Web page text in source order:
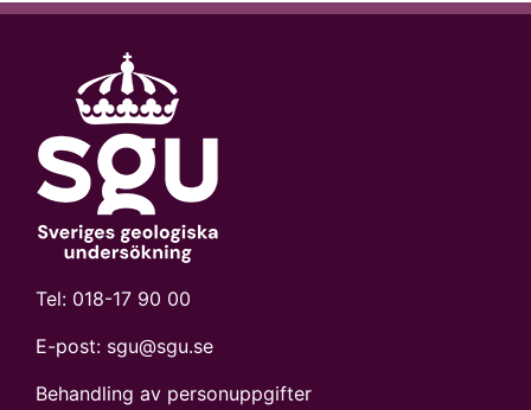
Tel: 018-17 90 00
E-post: sgu@sgu.se
Behandling av personuppgifter